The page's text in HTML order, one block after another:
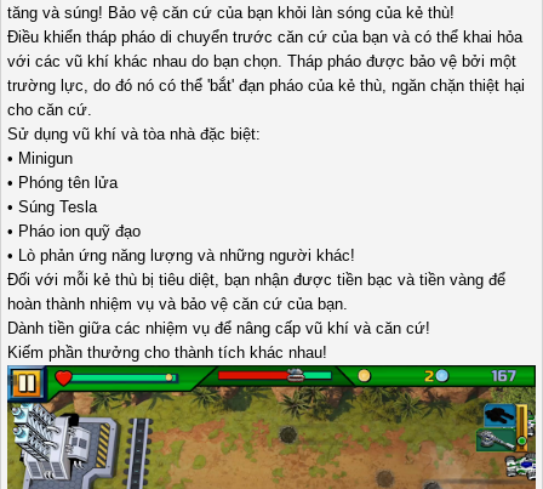
tăng và súng! Bảo vệ căn cứ của bạn khỏi làn sóng của kẻ thù!
Điều khiển tháp pháo di chuyển trước căn cứ của bạn và có thể khai hỏa
với các vũ khí khác nhau do bạn chọn. Tháp pháo được bảo vệ bởi một
trường lực, do đó nó có thể 'bắt' đạn pháo của kẻ thù, ngăn chặn thiệt hại
cho căn cứ.
Sử dụng vũ khí và tòa nhà đặc biệt:
• Minigun
• Phóng tên lửa
• Súng Tesla
• Pháo ion quỹ đạo
• Lò phản ứng năng lượng và những người khác!
Đối với mỗi kẻ thù bị tiêu diệt, bạn nhận được tiền bạc và tiền vàng để
hoàn thành nhiệm vụ và bảo vệ căn cứ của bạn.
Dành tiền giữa các nhiệm vụ để nâng cấp vũ khí và căn cứ!
Kiếm phần thưởng cho thành tích khác nhau!